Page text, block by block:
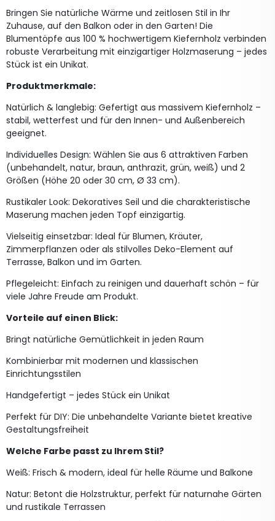
Bringen Sie natürliche Wärme und zeitlosen Stil in Ihr
Zuhause, auf den Balkon oder in den Garten! Die
Blumentöpfe aus 100 % hochwertigem Kiefernholz verbinden
robuste Verarbeitung mit einzigartiger Holzmaserung – jedes
Stück ist ein Unikat.
Produktmerkmale:
Natürlich & langlebig: Gefertigt aus massivem Kiefernholz –
stabil, wetterfest und für den Innen- und Außenbereich
geeignet.
Individuelles Design: Wählen Sie aus 6 attraktiven Farben
(unbehandelt, natur, braun, anthrazit, grün, weiß) und 2
Größen (Höhe 20 oder 30 cm, Ø 33 cm).
Rustikaler Look: Dekoratives Seil und die charakteristische
Maserung machen jeden Topf einzigartig.
Vielseitig einsetzbar: Ideal für Blumen, Kräuter,
Zimmerpflanzen oder als stilvolles Deko-Element auf
Terrasse, Balkon und im Garten.
Pflegeleicht: Einfach zu reinigen und dauerhaft schön – für
viele Jahre Freude am Produkt.
Vorteile auf einen Blick:
Bringt natürliche Gemütlichkeit in jeden Raum
Kombinierbar mit modernen und klassischen
Einrichtungsstilen
Handgefertigt – jedes Stück ein Unikat
Perfekt für DIY: Die unbehandelte Variante bietet kreative
Gestaltungsfreiheit
Welche Farbe passt zu Ihrem Stil?
Weiß: Frisch & modern, ideal für helle Räume und Balkone
Natur: Betont die Holzstruktur, perfekt für naturnahe Gärten
und rustikale Terrassen